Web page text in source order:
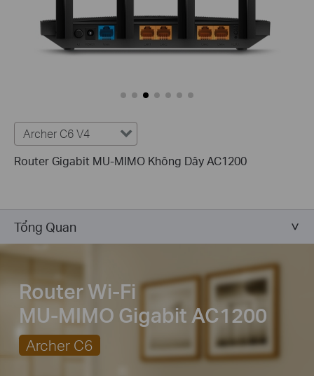
Archer C6 V4
Router Gigabit MU-MIMO Không Dây AC1200
Tổng Quan
Router Wi-Fi
MU-MIMO Gigabit AC1200
Archer C6